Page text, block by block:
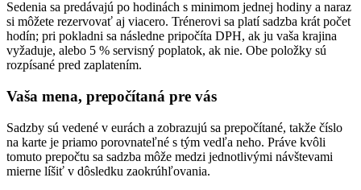
Sedenia sa predávajú po hodinách s minimom jednej hodiny a naraz
si môžete rezervovať aj viacero. Trénerovi sa platí sadzba krát počet
hodín; pri pokladni sa následne pripočíta DPH, ak ju vaša krajina
vyžaduje, alebo 5 % servisný poplatok, ak nie. Obe položky sú
rozpísané pred zaplatením.
Vaša mena, prepočítaná pre vás
Sadzby sú vedené v eurách a zobrazujú sa prepočítané, takže číslo
na karte je priamo porovnateľné s tým vedľa neho. Práve kvôli
tomuto prepočtu sa sadzba môže medzi jednotlivými návštevami
mierne líšiť v dôsledku zaokrúhľovania.